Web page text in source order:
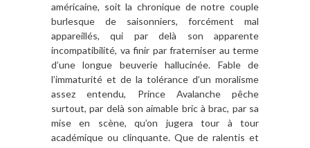
américaine, soit la chronique de notre couple
burlesque de saisonniers, forcément mal
appareillés, qui par delà son apparente
incompatibilité, va finir par fraterniser au terme
d’une longue beuverie hallucinée. Fable de
l’immaturité et de la tolérance d’un moralisme
assez entendu, Prince Avalanche pêche
surtout, par delà son aimable bric à brac, par sa
mise en scène, qu’on jugera tour à tour
académique ou clinquante. Que de ralentis et